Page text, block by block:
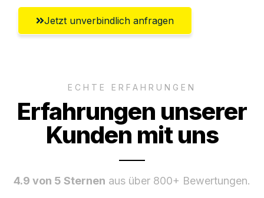
Jetzt unverbindlich anfragen
ECHTE ERFAHRUNGEN
Erfahrungen unserer
Kunden mit uns
4.9 von 5 Sternen aus über 800+ Bewertungen.